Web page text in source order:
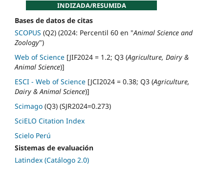
INDIZADA/RESUMIDA
Bases de datos de citas
SCOPUS (Q2) (2024: Percentil 60 en "Animal Science and
Zoology")
Web of Science [JIF2024 = 1.2; Q3 (Agriculture, Dairy &
Animal Science)]
ESCI - Web of Science [JCI2024 = 0.38; Q3 (Agriculture,
Dairy & Animal Science)]
Scimago (Q3) (SJR2024=0.273)
SciELO Citation Index
Scielo Perú
Sistemas de evaluación
Latindex (Catálogo 2.0)